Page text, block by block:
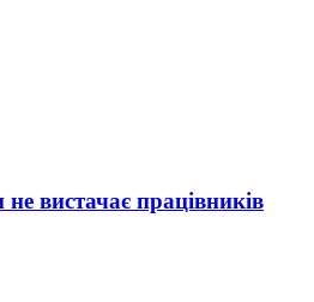
вистачає працівників